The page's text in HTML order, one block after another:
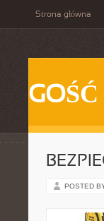
Strona główna
GOŚĆ
POSTED